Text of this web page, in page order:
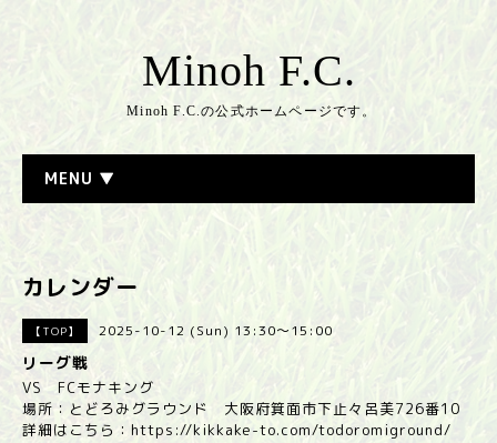
Minoh F.C.
Minoh F.C.の公式ホームページです。
MENU ▼
カレンダー
【TOP】 2025-10-12 (Sun) 13:30～15:00
リーグ戦
VS FCモナキング
場所：とどろみグラウンド 大阪府箕面市下止々呂美726番10
詳細はこちら： https://kikkake-to.com/todoromiground/